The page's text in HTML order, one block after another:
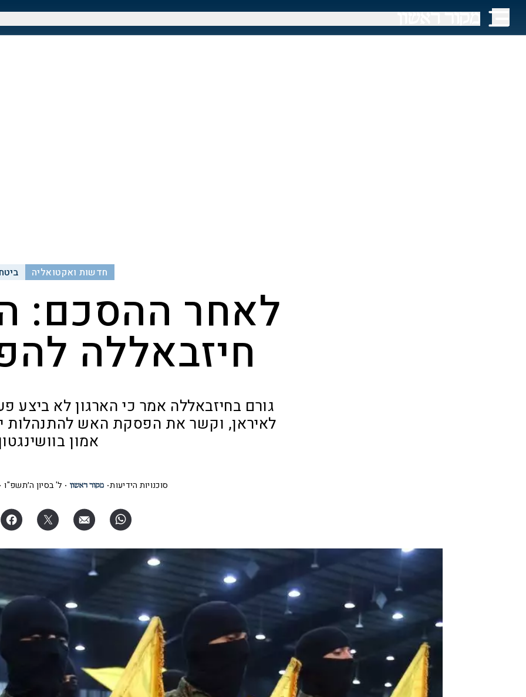
חדשות ואקטואליה
לאחר ההסכם:
חיזבאללה
גורם בחיזבאללה אמר כי הארגון לא ביצע
לאיראן, וקשר את הפסקת האש להתנהלות
אמון
סוכנויות הידיעות ל' בסיון ה׳תשפ"ו